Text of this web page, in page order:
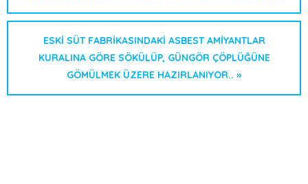
ESKI SÜT FABRIKASINDAKI ASBEST AMIYANTLAR
KURALINA GÖRE SÖKÜLÜP, GÜNGÖR ÇÖPLÜĞÜNE
GÖMÜLMEK ÜZERE HAZIRLANIYOR.. »